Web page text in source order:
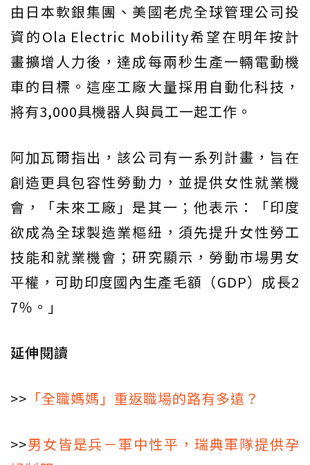
由日本軟銀集團、美國老虎全球管理公司投
資的Ola Electric Mobility希望在明年按計
畫擴增人力後，達成每兩秒生產一輛電動機
車的目標。這座工廠大量採用自動化科技，
將有3,000具機器人與員工一起工作。
阿加瓦爾指出，該公司有一系列計畫，旨在
創造更具包容性勞動力，並提供女性就業機
會，「未來工廠」是其一；他表示：「印度
欲成為全球製造業樞紐，須先提升女性勞工
技能和就業機會；研究顯示，勞動市場男女
平權，可助印度國內生產毛額（GDP）成長2
7％。」
延伸閱讀
>> 「全職媽媽」重返職場的路有多遠？
>>男女皆是兵－軍中性平，瑞典軍隊提供孕